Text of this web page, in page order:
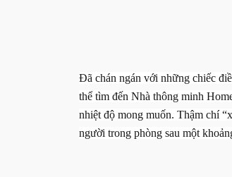
Đã chán ngán với những chiếc
thể tìm đến Nhà thông minh
nhiệt độ mong muốn. Thậm chí
người trong phòng sau một